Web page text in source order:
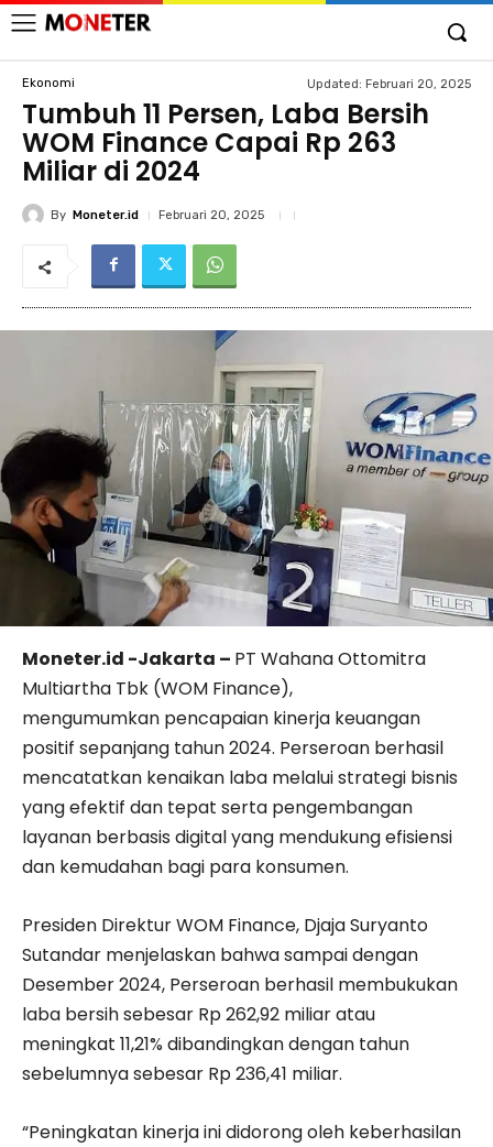
Ekonomi Updated: Februari 20, 2025
Tumbuh 11 Persen, Laba Bersih
WOM Finance Capai Rp 263
Miliar di 2024
By Moneter.id Februari 20, 2025
Moneter.id -Jakarta – PT Wahana Ottomitra
Multiartha Tbk (WOM Finance),
mengumumkan pencapaian kinerja keuangan
positif sepanjang tahun 2024. Perseroan berhasil
mencatatkan kenaikan laba melalui strategi bisnis
yang efektif dan tepat serta pengembangan
layanan berbasis digital yang mendukung efisiensi
dan kemudahan bagi para konsumen.
Presiden Direktur WOM Finance, Djaja Suryanto
Sutandar menjelaskan bahwa sampai dengan
Desember 2024, Perseroan berhasil membukukan
laba bersih sebesar Rp 262,92 miliar atau
meningkat 11,21% dibandingkan dengan tahun
sebelumnya sebesar Rp 236,41 miliar.
“Peningkatan kinerja ini didorong oleh keberhasilan